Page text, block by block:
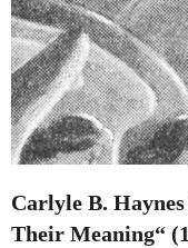
Carlyle B.
Their Meaning“